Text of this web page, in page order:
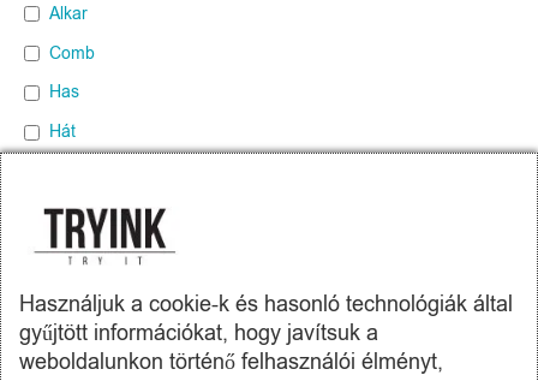
Alkar
Comb
Has
Hát
Felkar
Gerinc mentén
Használjuk a cookie-k és hasonló technológiák által
gyűjtött információkat, hogy javítsuk a
weboldalunkon történő felhasználói élményt,